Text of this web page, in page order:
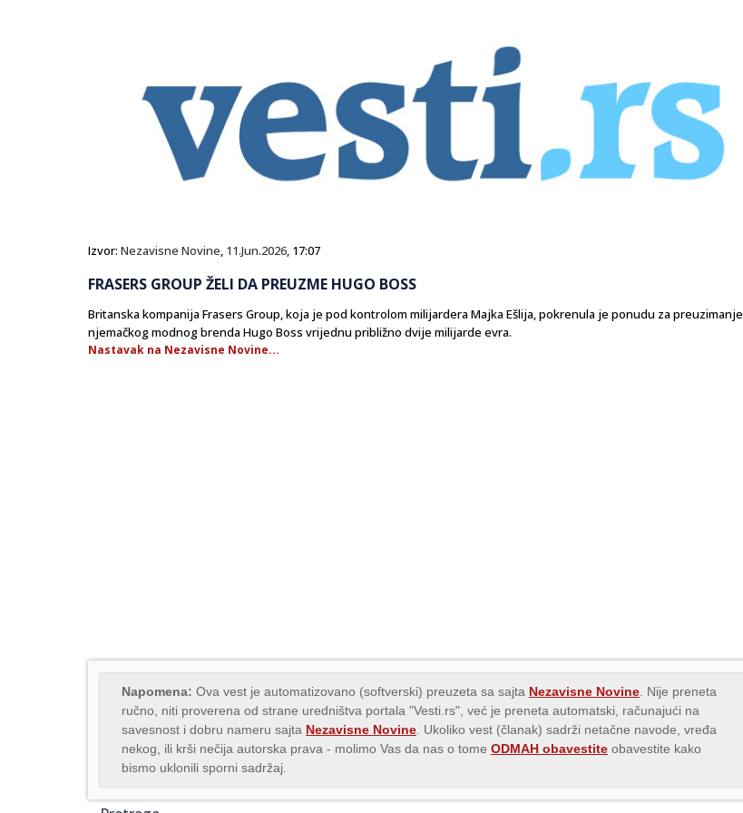
Izvor: Nezavisne Novine, 11.Jun.2026, 17:07
FRASERS GROUP ŽELI DA PREUZME HUGO BOSS
​Britanska kompanija Frasers Group, koja je pod kontrolom milijardera Majka Ešlija, pokrenula je ponudu za preuzimanje
njemačkog modnog brenda Hugo Boss vrijednu približno dvije milijarde evra.
Nastavak na Nezavisne Novine...
Napomena: Ova vest je automatizovano (softverski) preuzeta sa sajta Nezavisne Novine . Nije preneta
ručno, niti proverena od strane uredništva portala "Vesti.rs", već je preneta automatski, računajući na
savesnost i dobru nameru sajta Nezavisne Novine . Ukoliko vest (članak) sadrži netačne navode, vređa
nekog, ili krši nečija autorska prava - molimo Vas da nas o tome ODMAH obavestite obavestite kako
bismo uklonili sporni sadržaj.